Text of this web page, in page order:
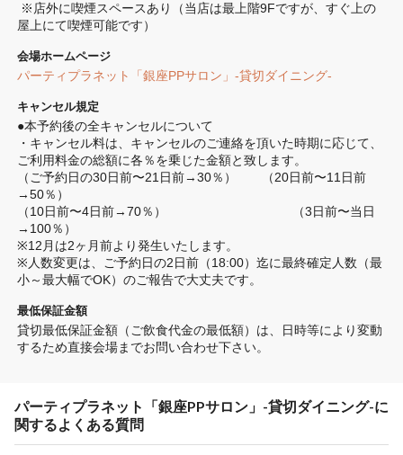
屋上にて喫煙可能です）
会場ホームページ
パーティプラネット「銀座PPサロン」-貸切ダイニング-
キャンセル規定
●本予約後の全キャンセルについて
・キャンセル料は、キャンセルのご連絡を頂いた時期に応じて、
ご利用料金の総額に各％を乗じた金額と致します。
（ご予約日の30日前〜21日前→30％）　　（20日前〜11日前
→50％）
（10日前〜4日前→70％）　　　　　　　　　　（3日前〜当日
→100％）
※12月は2ヶ月前より発生いたします。
※人数変更は、ご予約日の2日前（18:00）迄に最終確定人数（最
小～最大幅でOK）のご報告で大丈夫です。
最低保証金額
貸切最低保証金額（ご飲食代金の最低額）は、日時等により変動
するため直接会場までお問い合わせ下さい。
パーティプラネット「銀座PPサロン」-貸切ダイニング-に
関するよくある質問